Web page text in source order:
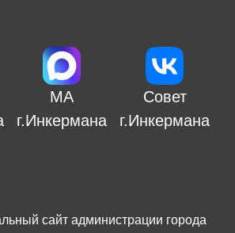
МА
г.Инкермана
Совет
г.Инкермана
сайт администрации города